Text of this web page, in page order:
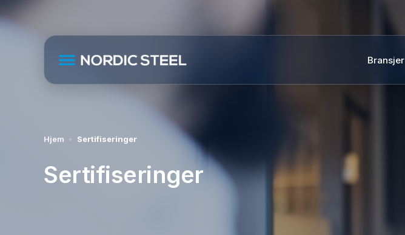
Bransjer
Hjem Sertifiseringer
Sertifiseringer